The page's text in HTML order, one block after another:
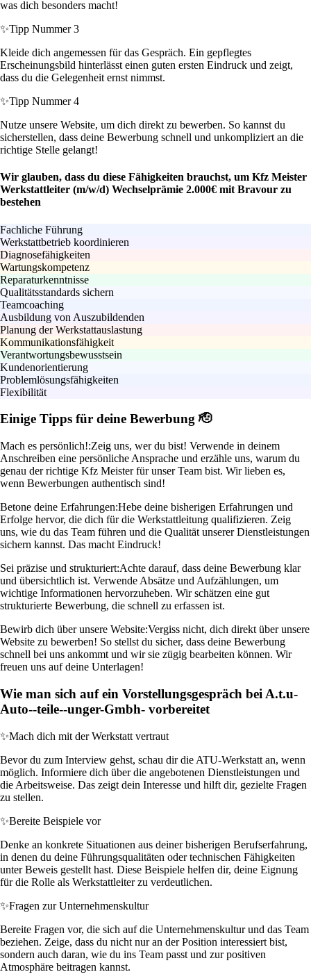
was dich besonders macht!
✨Tipp Nummer 3
Kleide dich angemessen für das Gespräch. Ein gepflegtes
Erscheinungsbild hinterlässt einen guten ersten Eindruck und zeigt,
dass du die Gelegenheit ernst nimmst.
✨Tipp Nummer 4
Nutze unsere Website, um dich direkt zu bewerben. So kannst du
sicherstellen, dass deine Bewerbung schnell und unkompliziert an die
richtige Stelle gelangt!
Wir glauben, dass du diese Fähigkeiten brauchst, um Kfz Meister
Werkstattleiter (m/w/d) Wechselprämie 2.000€ mit Bravour zu
bestehen
Fachliche Führung
Werkstattbetrieb koordinieren
Diagnosefähigkeiten
Wartungskompetenz
Reparaturkenntnisse
Qualitätsstandards sichern
Teamcoaching
Ausbildung von Auszubildenden
Planung der Werkstattauslastung
Kommunikationsfähigkeit
Verantwortungsbewusstsein
Kundenorientierung
Problemlösungsfähigkeiten
Flexibilität
Einige Tipps für deine Bewerbung 🫡
Mach es persönlich!:Zeig uns, wer du bist! Verwende in deinem
Anschreiben eine persönliche Ansprache und erzähle uns, warum du
genau der richtige Kfz Meister für unser Team bist. Wir lieben es,
wenn Bewerbungen authentisch sind!
Betone deine Erfahrungen:Hebe deine bisherigen Erfahrungen und
Erfolge hervor, die dich für die Werkstattleitung qualifizieren. Zeig
uns, wie du das Team führen und die Qualität unserer Dienstleistungen
sichern kannst. Das macht Eindruck!
Sei präzise und strukturiert:Achte darauf, dass deine Bewerbung klar
und übersichtlich ist. Verwende Absätze und Aufzählungen, um
wichtige Informationen hervorzuheben. Wir schätzen eine gut
strukturierte Bewerbung, die schnell zu erfassen ist.
Bewirb dich über unsere Website:Vergiss nicht, dich direkt über unsere
Website zu bewerben! So stellst du sicher, dass deine Bewerbung
schnell bei uns ankommt und wir sie zügig bearbeiten können. Wir
freuen uns auf deine Unterlagen!
Wie man sich auf ein Vorstellungsgespräch bei A.t.u-
Auto--teile--unger-Gmbh- vorbereitet
✨Mach dich mit der Werkstatt vertraut
Bevor du zum Interview gehst, schau dir die ATU-Werkstatt an, wenn
möglich. Informiere dich über die angebotenen Dienstleistungen und
die Arbeitsweise. Das zeigt dein Interesse und hilft dir, gezielte Fragen
zu stellen.
✨Bereite Beispiele vor
Denke an konkrete Situationen aus deiner bisherigen Berufserfahrung,
in denen du deine Führungsqualitäten oder technischen Fähigkeiten
unter Beweis gestellt hast. Diese Beispiele helfen dir, deine Eignung
für die Rolle als Werkstattleiter zu verdeutlichen.
✨Fragen zur Unternehmenskultur
Bereite Fragen vor, die sich auf die Unternehmenskultur und das Team
beziehen. Zeige, dass du nicht nur an der Position interessiert bist,
sondern auch daran, wie du ins Team passt und zur positiven
Atmosphäre beitragen kannst.